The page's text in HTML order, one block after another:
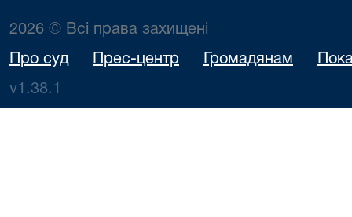
2026 © Всі права захищені
Про суд Прес-центр Громадянам
v1.38.1